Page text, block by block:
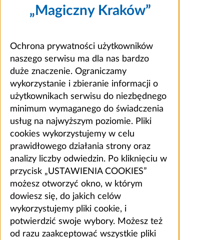
„Magiczny Kraków”
Ochrona prywatności użytkowników
naszego serwisu ma dla nas bardzo
duże znaczenie. Ograniczamy
wykorzystanie i zbieranie informacji o
użytkownikach serwisu do niezbędnego
minimum wymaganego do świadczenia
usług na najwyższym poziomie. Pliki
cookies wykorzystujemy w celu
prawidłowego działania strony oraz
analizy liczby odwiedzin. Po kliknięciu w
przycisk „USTAWIENIA COOKIES”
możesz otworzyć okno, w którym
dowiesz się, do jakich celów
wykorzystujemy pliki cookie, i
potwierdzić swoje wybory. Możesz też
od razu zaakceptować wszystkie pliki